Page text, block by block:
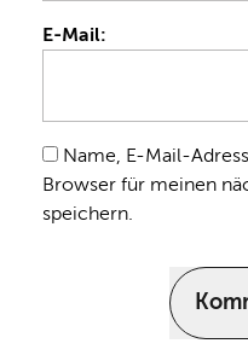
E-Mail:
Name, E-Mail-
Browser für meinen
speichern.